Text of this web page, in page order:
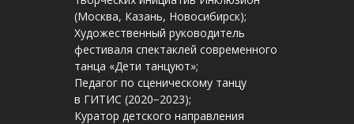
(Москва, Казань, Новосибирск);
Художественный руководитель
фестиваля спектаклей современного
танца «Дети танцуют»;
Педагог по сценическому танцу
в ГИТИС (2020−2023);
Куратор детского направления